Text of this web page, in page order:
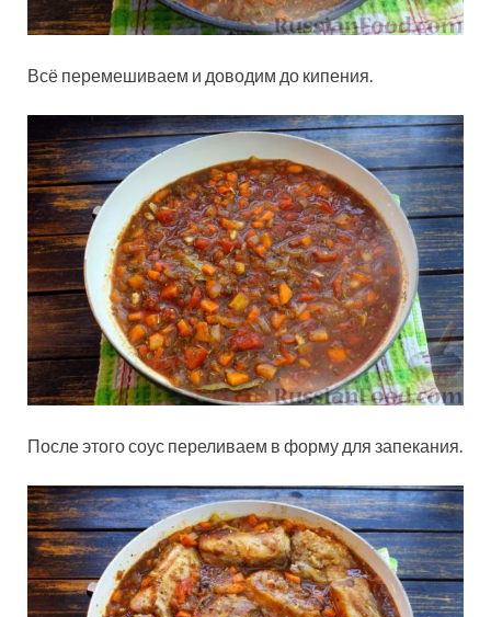
Всё перемешиваем и доводим до кипения.
После этого соус переливаем в форму для запекания.